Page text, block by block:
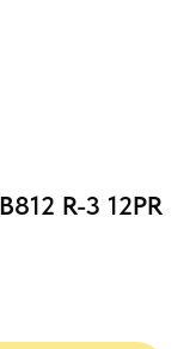
R-3 12PR